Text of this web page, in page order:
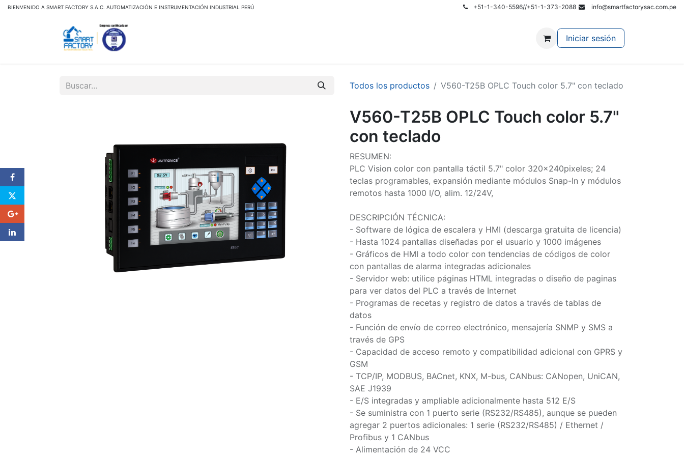
BIENVENIDO A SMART FACTORY S.A.C. AUTOMATIZACIÓN E INSTRUMENTACIÓN INDUSTRIAL PERÚ +51-1-340-5596//+51-1-373-2088 info@smartfactorysac.com.pe
Iniciar sesión
Todos los productos V560-T25B OPLC Touch color 5.7" con teclado
V560-T25B OPLC Touch color 5.7"
con teclado
RESUMEN:
PLC Vision color con pantalla táctil 5.7" color 320x240pixeles; 24
teclas programables, expansión mediante módulos Snap-In y módulos
remotos hasta 1000 I/O, alim. 12/24V,
DESCRIPCIÓN TÉCNICA:
- Software de lógica de escalera y HMI (descarga gratuita de licencia)
- Hasta 1024 pantallas diseñadas por el usuario y 1000 imágenes
- Gráficos de HMI a todo color con tendencias de códigos de color
con pantallas de alarma integradas adicionales
- Servidor web: utilice páginas HTML integradas o diseño de paginas
para ver datos del PLC a través de Internet
- Programas de recetas y registro de datos a través de tablas de
datos
- Función de envío de correo electrónico, mensajería SNMP y SMS a
través de GPS
- Capacidad de acceso remoto y compatibilidad adicional con GPRS y
GSM
- TCP/IP, MODBUS, BACnet, KNX, M-bus, CANbus: CANopen, UniCAN,
SAE J1939
- E/S integradas y ampliable adicionalmente hasta 512 E/S
- Se suministra con 1 puerto serie (RS232/RS485), aunque se pueden
agregar 2 puertos adicionales: 1 serie (RS232/RS485) / Ethernet /
Profibus y 1 CANbus
- Alimentación de 24 VCC